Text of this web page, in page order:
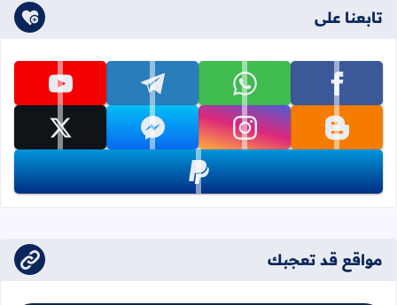
تابعنا على
تابعنا على facebook تابعنا على whatsapp تابعنا على telegram تابعنا على youtube
تابعنا على blogger تابعنا على instagram تابعنا على messenger تابعنا على x
تابعنا على paypal
مواقع قد تعجبك